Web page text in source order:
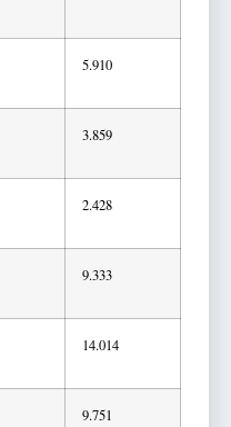
5.910
3.859
2.428
9.333
14.014
9.751